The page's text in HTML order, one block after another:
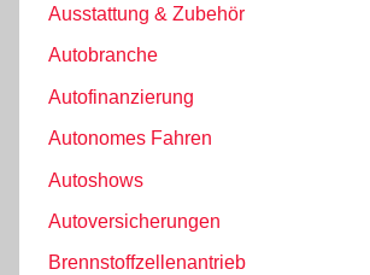
Ausstattung & Zubehör
Autobranche
Autofinanzierung
Autonomes Fahren
Autoshows
Autoversicherungen
Brennstoffzellenantrieb